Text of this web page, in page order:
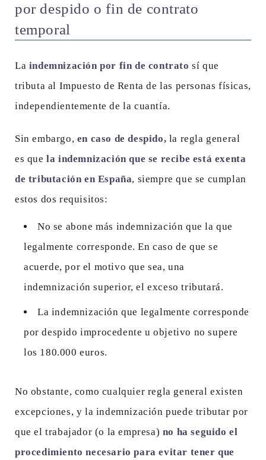
por despido o fin de contrato
temporal
La indemnización por fin de contrato sí que
tributa al Impuesto de Renta de las personas físicas,
independientemente de la cuantía.
Sin embargo, en caso de despido, la regla general
es quela indemnización que se recibe está exenta
de tributación en España, siempre que se cumplan
estos dos requisitos:
No se abone más indemnización que la que
legalmente corresponde. En caso de que se
acuerde, por el motivo que sea, una
indemnización superior, el exceso tributará.
La indemnización que legalmente corresponde
por despido improcedente u objetivo no supere
los 180.000 euros.
No obstante, como cualquier regla general existen
excepciones, y la indemnización puede tributar por
que el trabajador (o la empresa) no ha seguido el
procedimiento necesario para evitar tener que